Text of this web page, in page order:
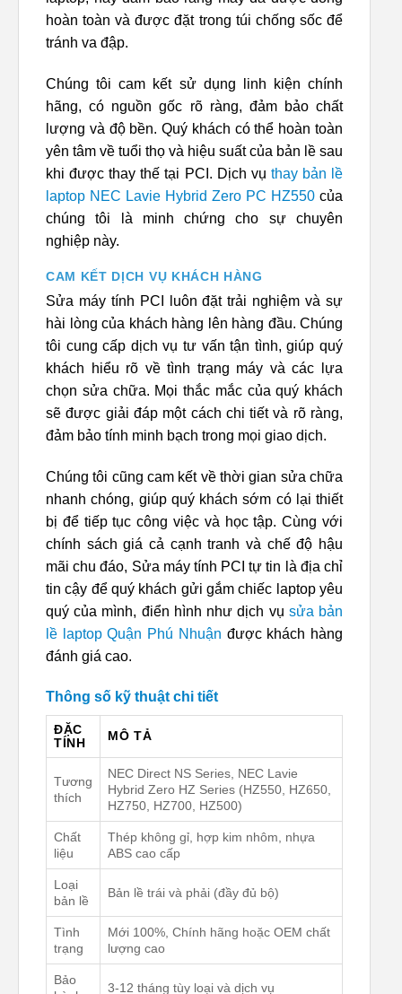
hoàn toàn và được đặt trong túi chống sốc để
tránh va đập.
Chúng tôi cam kết sử dụng linh kiện chính
hãng, có nguồn gốc rõ ràng, đảm bảo chất
lượng và độ bền. Quý khách có thể hoàn toàn
yên tâm về tuổi thọ và hiệu suất của bản lề sau
khi được thay thế tại PCI. Dịch vụ thay bản lề
laptop NEC Lavie Hybrid Zero PC HZ550 của
chúng tôi là minh chứng cho sự chuyên
nghiệp này.
CAM KẾT DỊCH VỤ KHÁCH HÀNG
Sửa máy tính PCI luôn đặt trải nghiệm và sự
hài lòng của khách hàng lên hàng đầu. Chúng
tôi cung cấp dịch vụ tư vấn tận tình, giúp quý
khách hiểu rõ về tình trạng máy và các lựa
chọn sửa chữa. Mọi thắc mắc của quý khách
sẽ được giải đáp một cách chi tiết và rõ ràng,
đảm bảo tính minh bạch trong mọi giao dịch.
Chúng tôi cũng cam kết về thời gian sửa chữa
nhanh chóng, giúp quý khách sớm có lại thiết
bị để tiếp tục công việc và học tập. Cùng với
chính sách giá cả cạnh tranh và chế độ hậu
mãi chu đáo, Sửa máy tính PCI tự tin là địa chỉ
tin cậy để quý khách gửi gắm chiếc laptop yêu
quý của mình, điển hình như dịch vụ sửa bản
lề laptop Quận Phú Nhuận được khách hàng
đánh giá cao.
Thông số kỹ thuật chi tiết
ĐẶC
TÍNH
MÔ TẢ
Tương
thích
NEC Direct NS Series, NEC Lavie
Hybrid Zero HZ Series (HZ550, HZ650,
HZ750, HZ700, HZ500)
Chất
liệu
Thép không gỉ, hợp kim nhôm, nhựa
ABS cao cấp
Loại
bản lề
Bản lề trái và phải (đầy đủ bộ)
Tình
trạng
Mới 100%, Chính hãng hoặc OEM chất
lượng cao
Bảo
3-12 tháng tùy loại và dịch vụ